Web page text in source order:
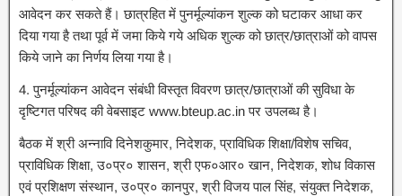
आवेदन कर सकते हैं। छात्रहित में पुनर्मूल्यांकन शुल्क को घटाकर आधा कर
दिया गया है तथा पूर्व में जमा किये गये अधिक शुल्क को छात्र/छात्राओं को वापस
किये जाने का निर्णय लिया गया है।
4. पुनर्मूल्यांकन आवेदन संबंधी विस्तृत विवरण छात्र/छात्राओं की सुविधा के
दृष्टिगत परिषद की वेबसाइट www.bteup.ac.in पर उपलब्ध है।
बैठक में श्री अन्नावि दिनेशकुमार, निदेशक, प्राविधिक शिक्षा/विशेष सचिव,
प्राविधिक शिक्षा, उ०प्र० शासन, श्री एफ०आर० खान, निदेशक, शोध विकास
एवं प्रशिक्षण संस्थान, उ०प्र० कानपुर, श्री विजय पाल सिंह, संयुक्त निदेशक,